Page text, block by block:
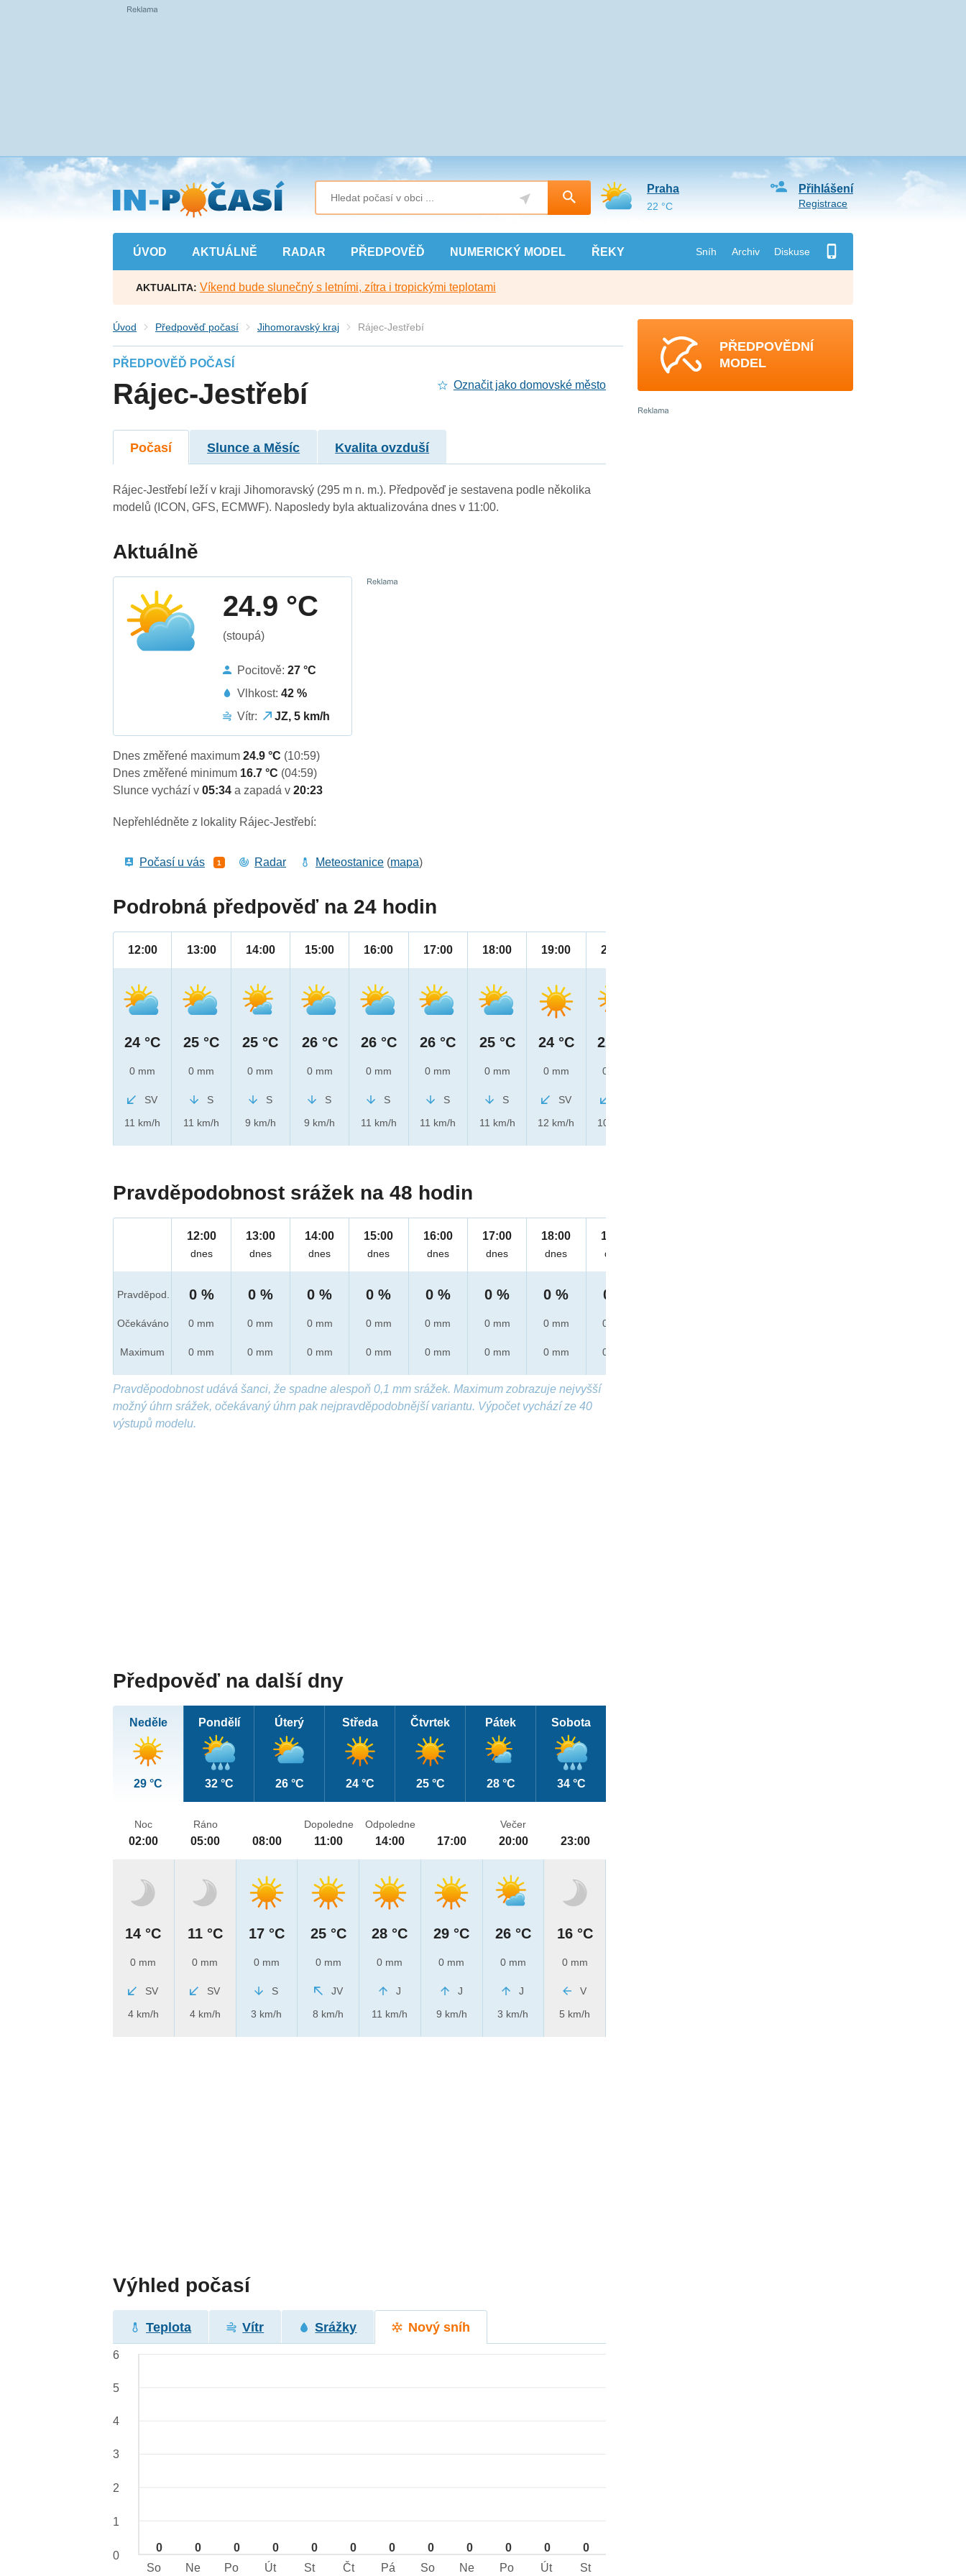
Přejít
na
hlavní
obsah
ÚVOD AKTUÁLNĚ RADAR PŘEDPOVĚĎ NUMERICKÝ MODEL ŘEKY Sníh Archiv Diskuse
Přihlášení
Registrace
Praha
22 °C
AKTUALITA: Víkend bude slunečný s letními, zítra i tropickými teplotami
Úvod Předpověď počasí Jihomoravský kraj Rájec-Jestřebí
PŘEDPOVĚĎ POČASÍ
Rájec-Jestřebí Označit jako domovské město
Počasí Slunce a Měsíc Kvalita ovzduší
Rájec-Jestřebí leží v kraji Jihomoravský (295 m n. m.). Předpověď je sestavena podle několika
modelů (ICON, GFS, ECMWF). Naposledy byla aktualizována dnes v 11:00.
Aktuálně
24.9 °C
(stoupá)
Pocitově:27 °C
Vlhkost:42 %
Vítr:
JZ, 5 km/h
Dnes změřené maximum24.9 °C (10:59)
Dnes změřené minimum 16.7 °C (04:59)
Slunce vychází v05:34a zapadá v20:23
Nepřehlédněte z lokality Rájec-Jestřebí:
Počasí u vás 1 Radar Meteostanice (mapa)
Podrobná předpověď na 24 hodin
12:00
24 °C
0 mm
SV
11 km/h
13:00
25 °C
0 mm
S
11 km/h
14:00
25 °C
0 mm
S
9 km/h
15:00
26 °C
0 mm
S
9 km/h
16:00
26 °C
0 mm
S
11 km/h
17:00
26 °C
0 mm
S
11 km/h
18:00
25 °C
0 mm
S
11 km/h
19:00
24 °C
0 mm
SV
12 km/h
20:00
22 °C
0 mm
10 km/h
Pravděpodobnost srážek na 48 hodin
Pravděpod.
Očekáváno
Maximum
12:00
dnes
0 %
0 mm
0 mm
13:00
dnes
0 %
0 mm
0 mm
14:00
dnes
0 %
0 mm
0 mm
15:00
dnes
0 %
0 mm
0 mm
16:00
dnes
0 %
0 mm
0 mm
17:00
dnes
0 %
0 mm
0 mm
18:00
dnes
0 %
0 mm
0 mm
19:00
dnes
0 %
0 mm
0 mm
Pravděpodobnost udává šanci, že spadne alespoň 0,1 mm srážek. Maximum zobrazuje nejvyšší
možný úhrn srážek, očekávaný úhrn pak nejpravděpodobnější variantu. Výpočet vychází ze 40
výstupů modelu.
Předpověď na další dny
Neděle
29 °C
Pondělí
32 °C
Úterý
26 °C
Středa
24 °C
Čtvrtek
25 °C
Pátek
28 °C
Sobota
34 °C
Noc
02:00
14 °C
0 mm
SV
4 km/h
Ráno
05:00
11 °C
0 mm
SV
4 km/h
08:00
17 °C
0 mm
S
3 km/h
Dopoledne
11:00
25 °C
0 mm
JV
8 km/h
Odpoledne
14:00
28 °C
0 mm
J
11 km/h
17:00
29 °C
0 mm
J
9 km/h
Večer
20:00
26 °C
0 mm
J
3 km/h
23:00
16 °C
0 mm
V
5 km/h
Výhled počasí
Teplota Vítr Srážky Nový sníh
0 0 0 0 0 0 0 0 0 0 0 0
6
5
4
3
2
1
0
So
Ne Po Út St Čt Pá So Ne Po Út St
PŘEDPOVĚDNÍ
MODEL